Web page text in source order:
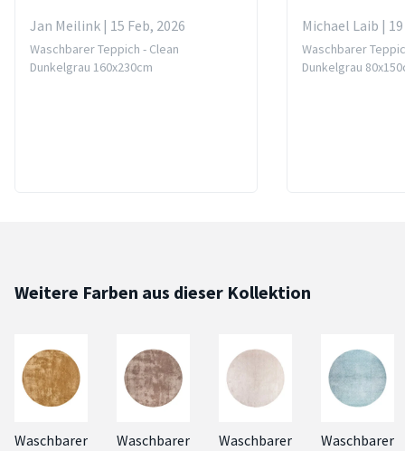
Jan Meilink | 15 Feb, 2026
Waschbarer Teppich - Clean
Dunkelgrau 160x230cm
Michael Laib |
Waschbarer
Dunkelgrau
Weitere Farben aus dieser Kollektion
Waschbarer
Waschbarer
Waschbarer
Waschbarer